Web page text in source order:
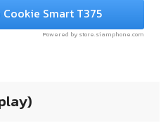
Cookie Smart T375
Powered by store.siamphone.com